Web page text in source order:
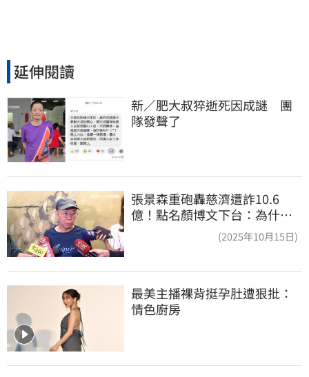
延伸閱讀
新／肥大叔猝逝死因成謎　團
隊發聲了
張景森重砲轟慈濟遭詐10.6
億！點名顏博文下台：為什麼
(2025年10月15日)
最美主播裸背挺孕肚遭狠批：
情色廚房